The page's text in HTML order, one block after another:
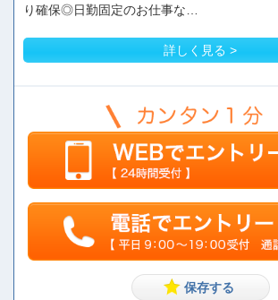
り確保◎日勤固定のお仕事な…
詳しく見る >